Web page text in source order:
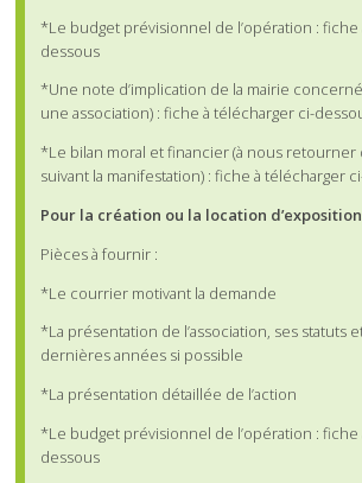
*Le budget prévisionnel de l’opération : fiche
dessous
*Une note d’implication de la mairie
une association) : fiche à télécharger ci-
*Le bilan moral et financier (à nous retourner
suivant la manifestation) : fiche à télécharger
Pour la création ou la location
Pièces à fournir :
*Le courrier motivant la demande
*La présentation de l’association, ses statuts
dernières années si possible
*La présentation détaillée de l’action
*Le budget prévisionnel de l’opération : fiche
dessous